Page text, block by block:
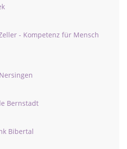
- Kompetenz für Mensch
Bernstadt
Bibertal